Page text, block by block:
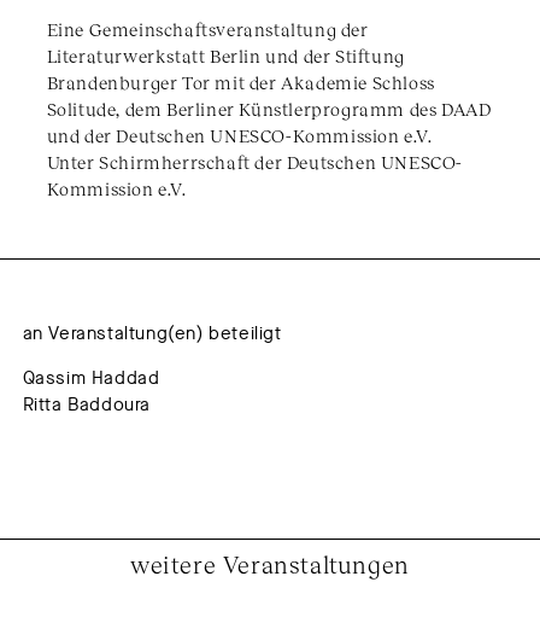
Eine Gemeinschaftsveranstaltung der
Literaturwerkstatt Berlin und der Stiftung
Brandenburger Tor mit der Akademie Schloss
Solitude, dem Berliner Künstlerprogramm des DAAD
und der Deutschen UNESCO-Kommission e.V.
Unter Schirmherrschaft der Deutschen UNESCO-
Kommission e.V.
an Veranstaltung(en) beteiligt
Qassim Haddad
Ritta Baddoura
weitere Veranstaltungen